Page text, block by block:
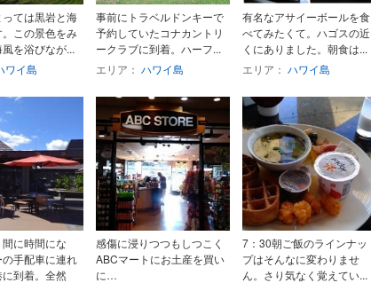
ては黒岩と海
この景色をみ
を浴びなが...
ワイ島
事前にトラベルドンキーで
予約していたコナカントリ
ークラブに到着。ハーフ...
エリア： ハワイ島
有名なアサイーボールを食
べてみたくて。ハゴスの近
くにありました。朝食は...
エリア： ハワイ島
に時間にな
の手配車に連れ
に到着。全然
感傷に浸りつつもしつこく
ABCマートにお土産を買い
に…
7：30朝ご飯のラインナッ
プはそんなに変わりませ
ん。さり気なく覚えてい...